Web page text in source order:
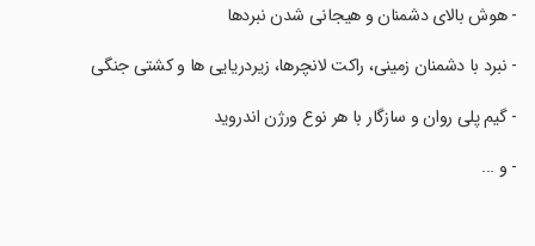
‏- هوش بالای دشمنان و هیجانی شدن نبردها
‏- نبرد با دشمنان زمینی، راکت لانچرها، زیردریایی ها و کشتی جنگی
‏- گیم پلی روان و سازگار با هر نوع ورژن اندروید
‏- و ...